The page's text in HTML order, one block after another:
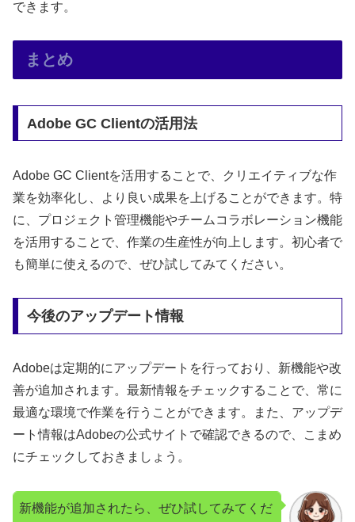
できます。
まとめ
Adobe GC Clientの活用法
Adobe GC Clientを活用することで、クリエイティブな作
業を効率化し、より良い成果を上げることができます。特
に、プロジェクト管理機能やチームコラボレーション機能
を活用することで、作業の生産性が向上します。初心者で
も簡単に使えるので、ぜひ試してみてください。
今後のアップデート情報
Adobeは定期的にアップデートを行っており、新機能や改
善が追加されます。最新情報をチェックすることで、常に
最適な環境で作業を行うことができます。また、アップデ
ート情報はAdobeの公式サイトで確認できるので、こまめ
にチェックしておきましょう。
新機能が追加されたら、ぜひ試してみてくだ